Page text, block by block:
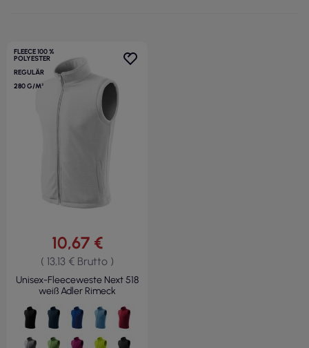
FLEECE 100 %
POLYESTER
REGULÄR
280 G/M²
10,67 €
( 13,13 € Brutto )
Unisex-Fleeceweste Next 518
weiß Adler Rimeck